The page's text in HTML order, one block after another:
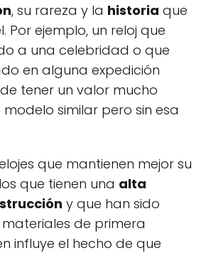
, su rareza y la historia que
Por ejemplo, un reloj que
a una celebridad o que
en alguna expedición
tener un valor mucho
similar pero sin esa
que mantienen mejor su
que tienen una alta
y que han sido
de primera
influye el hecho de que